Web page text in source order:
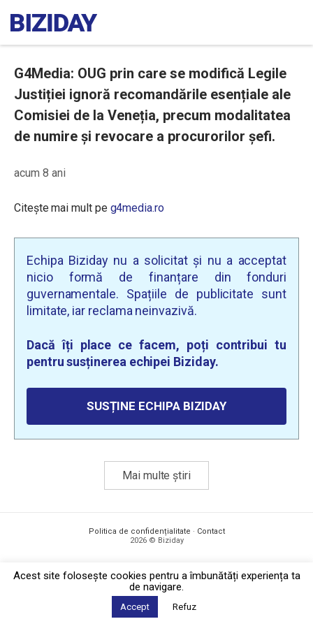
G4Media: OUG prin care se modifică Legile
Justiției ignoră recomandările esențiale ale
Comisiei de la Veneția, precum modalitatea
de numire și revocare a procurorilor șefi.
acum 8 ani
Citește mai mult pe g4media.ro
Echipa Biziday nu a solicitat și nu a acceptat
nicio formă de finanțare din fonduri
guvernamentale. Spațiile de publicitate sunt
limitate, iar reclama neinvazivă.
Dacă îți place ce facem, poți contribui tu
pentru susținerea echipei Biziday.
SUSȚINE ECHIPA BIZIDAY
Mai multe știri
Politica de confidențialitate · Contact
2026 © Biziday
Acest site foloseşte cookies pentru a îmbunătăți experiența ta
de navigare.
Accept Refuz